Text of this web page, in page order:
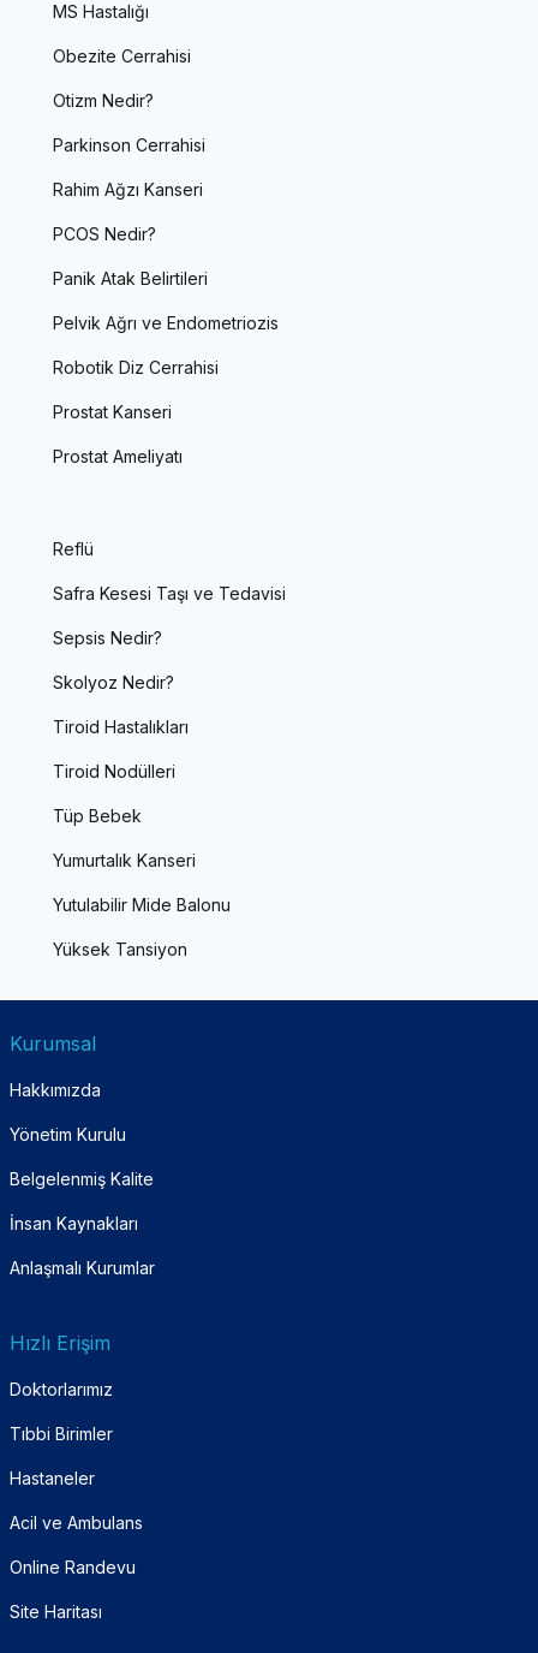
MS Hastalığı
Obezite Cerrahisi
Otizm Nedir?
Parkinson Cerrahisi
Rahim Ağzı Kanseri
PCOS Nedir?
Panik Atak Belirtileri
Pelvik Ağrı ve Endometriozis
Robotik Diz Cerrahisi
Prostat Kanseri
Prostat Ameliyatı
Reflü
Safra Kesesi Taşı ve Tedavisi
Sepsis Nedir?
Skolyoz Nedir?
Tiroid Hastalıkları
Tiroid Nodülleri
Tüp Bebek
Yumurtalık Kanseri
Yutulabilir Mide Balonu
Yüksek Tansiyon
Kurumsal
Hakkımızda
Yönetim Kurulu
Belgelenmiş Kalite
İnsan Kaynakları
Anlaşmalı Kurumlar
Hızlı Erişim
Doktorlarımız
Tıbbi Birimler
Hastaneler
Acil ve Ambulans
Online Randevu
Site Haritası